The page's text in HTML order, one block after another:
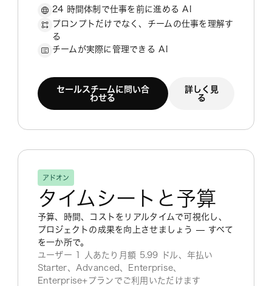
24 時間体制で仕事を前に進める AI
プロンプトだけでなく、チームの仕事を理解す
る
チームが実際に管理できる AI
セールスチームに問い合
わせる
詳しく見
る
アドオン
タイムシートと予算
予算、時間、コストをリアルタイムで可視化し、
プロジェクトの成果を向上させましょう — すべて
を一か所で。
ユーザー 1 人あたり月額 5.99 ドル、年払い
Starter、Advanced、Enterprise、
Enterprise+プランでご利用いただけます